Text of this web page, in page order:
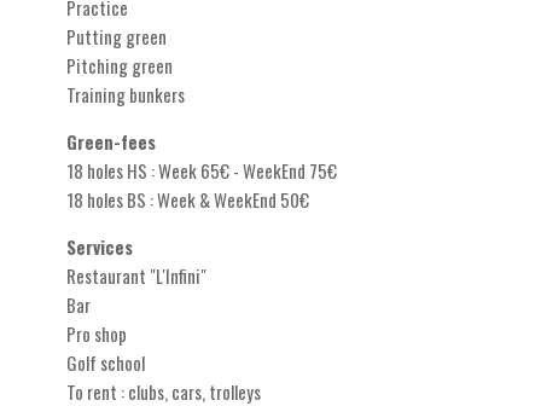
Practice
Putting green
Pitching green
Training bunkers
Green-fees
18 holes HS : Week 65€ - WeekEnd 75€
18 holes BS : Week & WeekEnd 50€
Services
Restaurant "L'Infini"
Bar
Pro shop
Golf school
To rent : clubs, cars, trolleys